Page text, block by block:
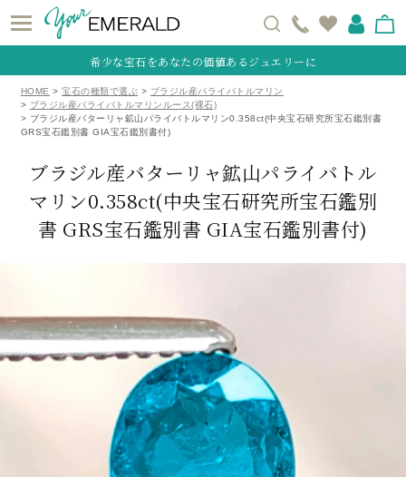
希少な宝石をあなたの価値あるジュエリーに
HOME 宝石の種類で選ぶ
ブラジル産パライバトルマリン
ブラジル産パライバトルマリンルース(裸石)
ブラジル産バターリャ鉱山パライバトルマリン0.358ct(中央宝石研究所宝石鑑別書
GRS宝石鑑別書 GIA宝石鑑別書付)
ブラジル産バターリャ鉱山パライバトル
マリン0.358ct(中央宝石研究所宝石鑑別
書 GRS宝石鑑別書 GIA宝石鑑別書付)